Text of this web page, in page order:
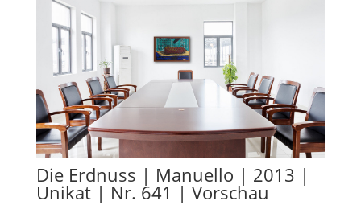
Die Erdnuss | Manuello | 2013 |
Unikat | Nr. 641 | Vorschau